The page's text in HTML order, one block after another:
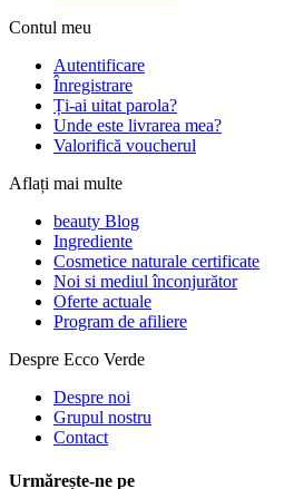
Contul meu
Autentificare
Înregistrare
Ți-ai uitat parola?
Unde este livrarea mea?
Valorifică voucherul
Aflați mai multe
beauty Blog
Ingrediente
Cosmetice naturale certificate
Noi si mediul înconjurător
Oferte actuale
Program de afiliere
Despre Ecco Verde
Despre noi
Grupul nostru
Contact
Urmărește-ne pe